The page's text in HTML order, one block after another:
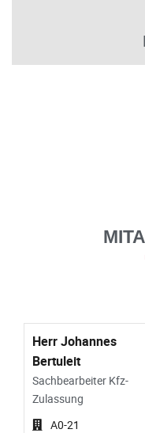
Herr Johannes
Bertuleit
Sachbearbeiter Kfz-
Zulassung
A0-21